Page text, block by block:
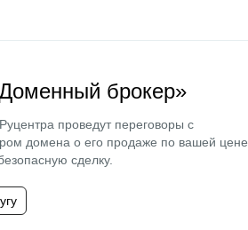
брокер»
проведут переговоры с
домена о его продаже по вашей цене
сделку.